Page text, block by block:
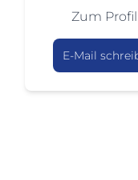
Zum Profil
E-Mail